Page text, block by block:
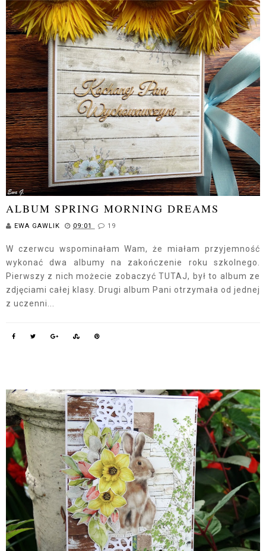
ALBUM SPRING MORNING DREAMS
EWA GAWLIK 09:01 19
W czerwcu wspominałam Wam, że miałam przyjemność
wykonać dwa albumy na zakończenie roku szkolnego.
Pierwszy z nich możecie zobaczyć TUTAJ, był to album ze
zdjęciami całej klasy. Drugi album Pani otrzymała od jednej
z uczenni...